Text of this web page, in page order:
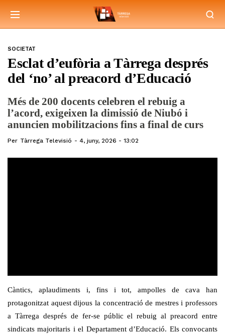
SOCIETAT
Esclat d’eufòria a Tàrrega després
del ‘no’ al preacord d’Educació
Més de 200 docents celebren el rebuig a
l’acord, exigeixen la dimissió de Niubó i
anuncien mobilitzacions fins a final de curs
Per Tàrrega Televisió 4, juny, 2026 - 13:02
Càntics, aplaudiments i, fins i tot, ampolles de cava han
protagonitzat aquest dijous la concentració de mestres i professors
a Tàrrega després de fer-se públic el rebuig al preacord entre
sindicats majoritaris i el Departament d’Educació. Els convocants